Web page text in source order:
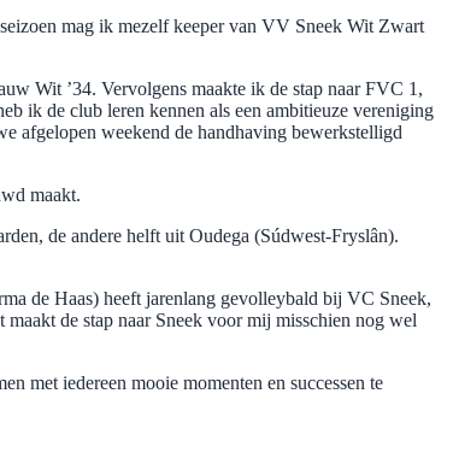
mag ik mezelf keeper van VV Sneek Wit Zwart
Wit ’34. Vervolgens maakte ik de stap naar FVC 1,
ik de club leren kennen als een ambitieuze vereniging
afgelopen weekend de handhaving bewerkstelligd
maakt.
de andere helft uit Oudega (Súdwest-Fryslân).
de Haas) heeft jarenlang gevolleybald bij VC Sneek,
de stap naar Sneek voor mij misschien nog wel
met iedereen mooie momenten en successen te